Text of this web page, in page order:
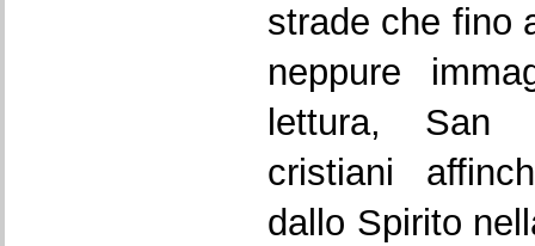
strade che fino
neppure
lettura, San
cristiani
dallo Spirito